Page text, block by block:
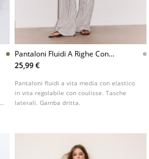
Pantaloni Fluidi A Righe Con
Lino
25,99 €
Pantaloni fluidi a vita media con elastico
in vita regolabile con coulisse. Tasche
laterali. Gamba dritta.